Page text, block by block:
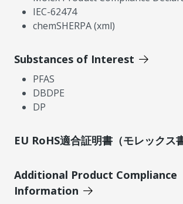
IEC-62474
chemSHERPA (xml)
Substances of Interest
PFAS
DBDPE
DP
EU RoHS適合証明書（モレックス
Additional Product Compliance
Information